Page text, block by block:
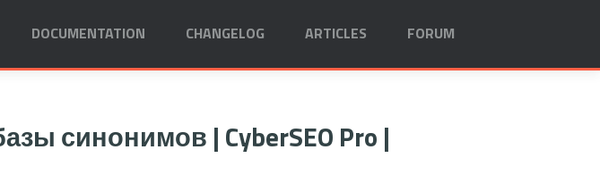
DOCUMENTATION CHANGELOG ARTICLES FORUM
синонимов | CyberSEO Pro |